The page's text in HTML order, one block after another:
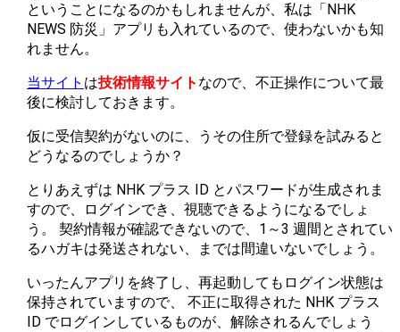
ということになるのかもしれませんが、私は「NHK
NEWS 防災」アプリも入れているので、使わないかも知
れません。
当サイト は技術情報サイト なので、不正操作について最
後に検討しておきます。
仮に受信契約がないのに、うその住所で登録を試みると
どうなるのでしょうか？
とりあえずは NHK プラス ID とパスワードが生成されま
すので、ログインでき、視聴できるようになるでしょ
う。 契約情報が確認できないので、1～3 週間とされてい
るハガキは発送されない、までは間違いないでしょう。
いったんアプリを終了し、再起動してもログイン状態は
保持されていますので、 不正に取得された NHK プラス
ID でログインしているものが、解除されるんでしょう